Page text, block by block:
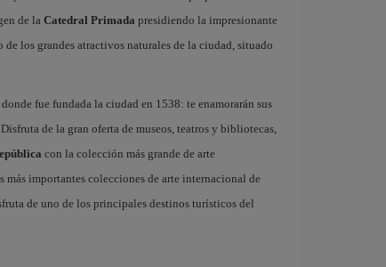
de la Catedral Primada presidiendo la impresionante
de los grandes atractivos naturales de la ciudad, situado
donde fue fundada la ciudad en 1538: te enamorarán sus
de la gran oferta de museos, teatros y bibliotecas,
con la colección más grande de arte
más importantes colecciones de arte internacional de
de uno de los principales destinos turísticos del